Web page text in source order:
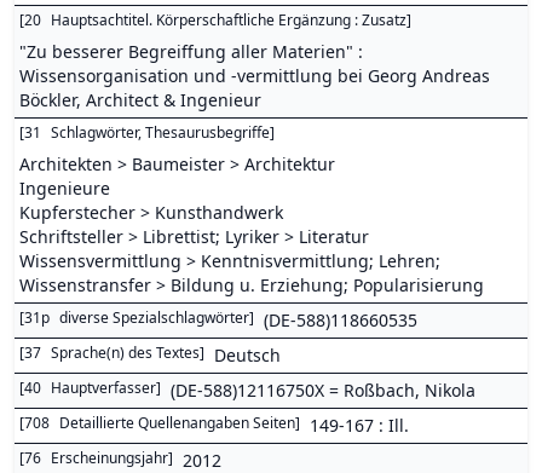
[20 Hauptsachtitel. Körperschaftliche Ergänzung : Zusatz]
"Zu besserer Begreiffung aller Materien" :
Wissensorganisation und -vermittlung bei Georg Andreas
Böckler, Architect & Ingenieur
[31 Schlagwörter, Thesaurusbegriffe]
Architekten > Baumeister > Architektur
Ingenieure
Kupferstecher > Kunsthandwerk
Schriftsteller > Librettist; Lyriker > Literatur
Wissensvermittlung > Kenntnisvermittlung; Lehren;
Wissenstransfer > Bildung u. Erziehung; Popularisierung
[31p diverse Spezialschlagwörter] (DE-588)118660535
[37 Sprache(n) des Textes] Deutsch
[40 Hauptverfasser] (DE-588)12116750X = Roßbach, Nikola
[708 Detaillierte Quellenangaben Seiten] 149-167 : Ill.
[76 Erscheinungsjahr] 2012